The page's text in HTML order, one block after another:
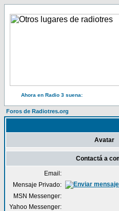
Ahora en Radio 3 suena:
Foros de Radiotres.org
Avatar
Contactá a
Email:
Mensaje Privado:
MSN Messenger:
Yahoo Messenger: